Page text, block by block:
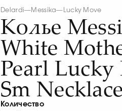
Delardi—Messika— Lucky Move
Колье
White
Pearl Lucky
Sm Necklace
Количество